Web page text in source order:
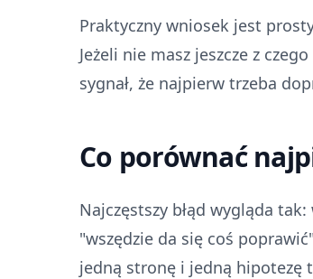
Praktyczny wniosek jest
Jeżeli nie masz jeszcze z
sygnał, że najpierw trzeba
Co porównać
Najczęstszy błąd wygląda
"wszędzie da się coś
jedną stronę i jedną hipotezę